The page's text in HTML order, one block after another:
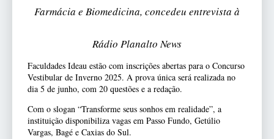
Farmácia e Biomedicina, concedeu entrevista à
Rádio Planalto News
Faculdades Ideau estão com inscrições abertas para o Concurso
Vestibular de Inverno 2025. A prova única será realizada no
dia 5 de junho, com 20 questões e a redação.
Com o slogan “Transforme seus sonhos em realidade”, a
instituição disponibiliza vagas em Passo Fundo, Getúlio
Vargas, Bagé e Caxias do Sul.